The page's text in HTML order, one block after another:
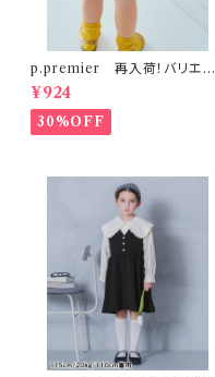
p.premier 再入荷！バリエー
ションミニ裏毛ハーフパンツ ブ
ラウン
¥924
30%OFF